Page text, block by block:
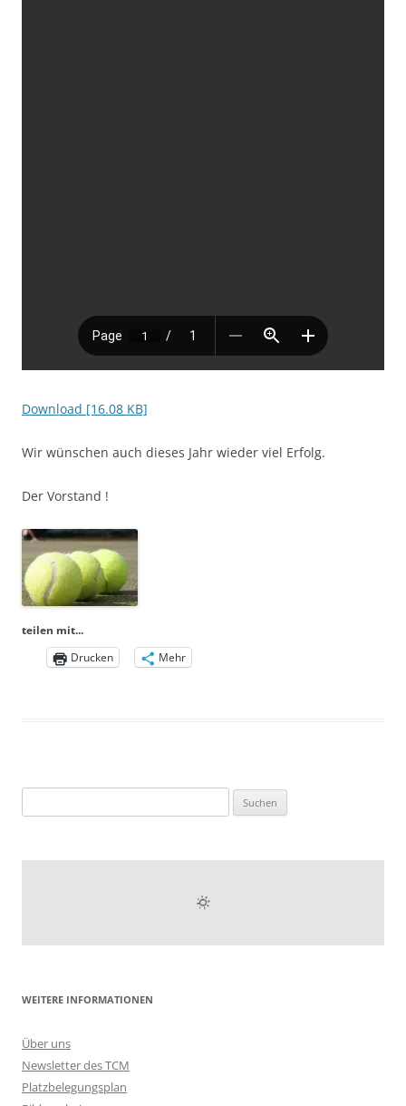
Download [16.08 KB]
Wir wünschen auch dieses Jahr wieder viel Erfolg.
Der Vorstand !
teilen mit...
Drucken
Mehr
nach:
WEITERE INFORMATIONEN
Über uns
Newsletter des TCM
Platzbelegungsplan